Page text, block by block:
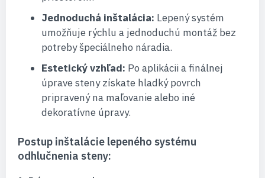
Jednoduchá inštalácia: Lepený systém
umožňuje rýchlu a jednoduchú montáž bez
potreby špeciálneho náradia.
Estetický vzhľad: Po aplikácii a finálnej
úprave steny získate hladký povrch
pripravený na maľovanie alebo iné
dekoratívne úpravy.
Postup inštalácie lepeného systému
odhlučnenia steny: